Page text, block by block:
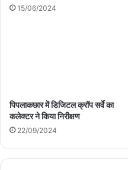
15/06/2024
पिपलाकछार में डिजिटल क्रॉप सर्वे का
कलेक्टर ने किया निरीक्षण
22/09/2024